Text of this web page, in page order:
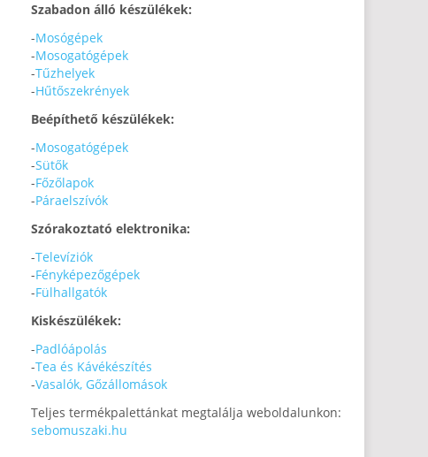
Szabadon álló készülékek:
-Mosógépek
-Mosogatógépek
-Tűzhelyek
-Hűtőszekrények
Beépíthető készülékek:
-Mosogatógépek
-Sütők
-Főzőlapok
-Páraelszívók
Szórakoztató elektronika:
-Televíziók
-Fényképezőgépek
-Fülhallgatók
Kiskészülékek:
-Padlóápolás
-Tea és Kávékészítés
-Vasalók, Gőzállomások
Teljes termékpalettánkat megtalálja weboldalunkon:
sebomuszaki.hu